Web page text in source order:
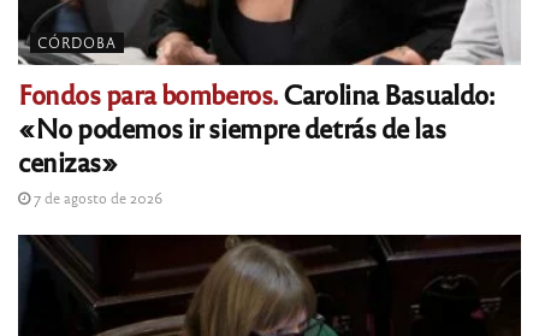
CÓRDOBA
Fondos para bomberos.Carolina Basualdo:
«No podemos ir siempre detrás de las
cenizas»
7 de agosto de 2026